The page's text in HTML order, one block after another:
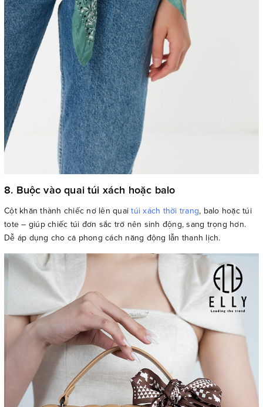
8. Buộc vào quai túi xách hoặc balo
Cột khăn thành chiếc nơ lên quaitúi xách thời trang, balo hoặc túi
tote – giúp chiếc túi đơn sắc trở nên sinh động, sang trọng hơn.
Dễ áp dụng cho cả phong cách năng động lẫn thanh lịch.